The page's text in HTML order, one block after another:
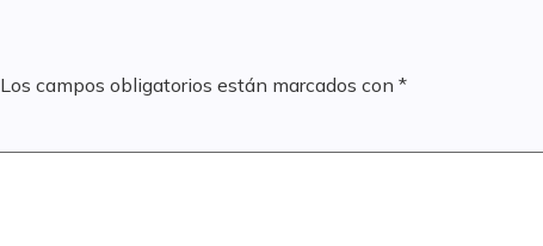
Los campos obligatorios están marcados con *